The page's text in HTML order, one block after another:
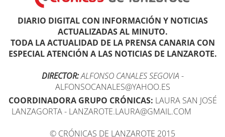
DIARIO DIGITAL CON INFORMACIÓN Y NOTICIAS
ACTUALIZADAS AL MINUTO.
TODA LA ACTUALIDAD DE LA PRENSA CANARIA CON
ESPECIAL ATENCIÓN A LAS NOTICIAS DE LANZAROTE.
DIRECTOR:ALFONSO CANALES SEGOVIA -
ALFONSOCANALES@YAHOO.ES
COORDINADORA GRUPO CRÓNICAS: LAURA SAN JOSÉ
LANZAGORTA - LANZAROTE.LAURA@GMAIL.COM
© CRÓNICAS DE LANZAROTE 2015